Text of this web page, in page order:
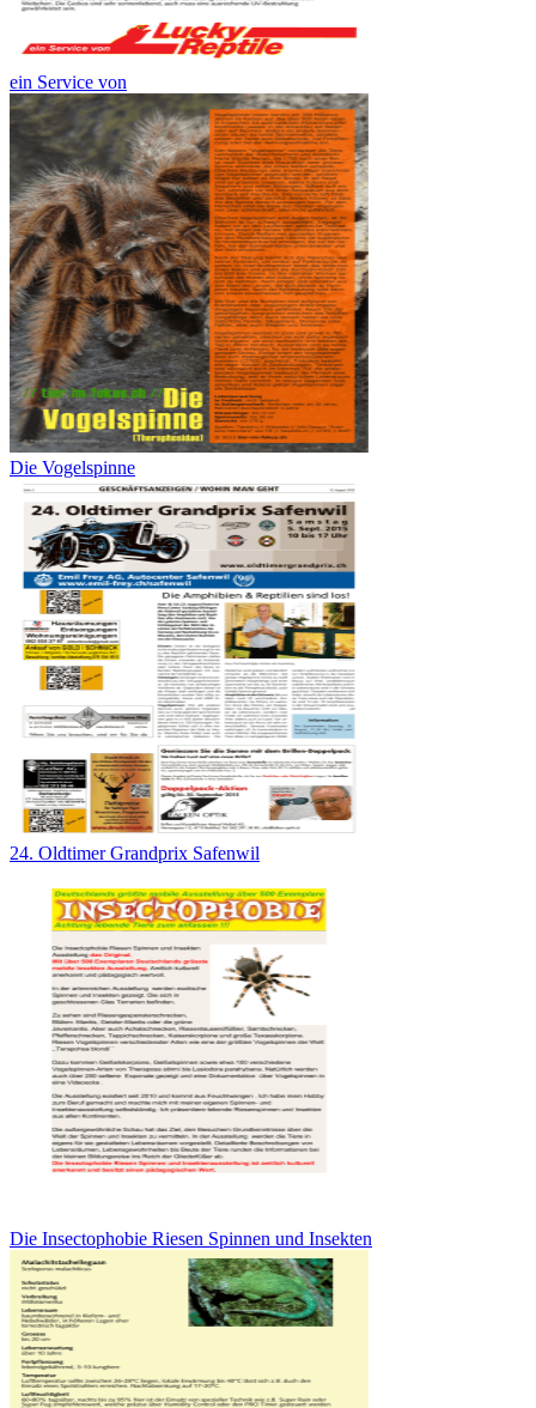
ein Service von
Die Vogelspinne
24. Oldtimer Grandprix Safenwil
Die Insectophobie Riesen Spinnen und Insekten